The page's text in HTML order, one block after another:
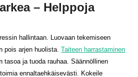
– Helppoja
hallintaan. Luovaan tekemiseen
pois arjen huolista.Taiteen harrastaminen
tasoa ja tuoda rauhaa. Säännöllinen
ennaltaehkäisevästi. Kokeile